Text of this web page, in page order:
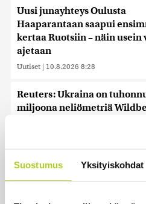
Suostumus Yksityiskohdat
Uusi junayhteys Oulusta
Haaparantaan saapui
kertaa Ruotsiin – näin usein
ajetaan
Uutiset | 10.8.2026 8:28
Reuters: Ukraina on
miljoona neliömetriä